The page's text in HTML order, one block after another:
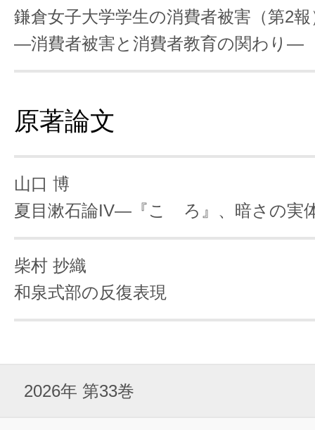
鎌倉女子大学学生の消費者被害（第2報
―消費者被害と消費者教育の関わり―
原著論文
山口 博
夏目漱石論IV―『こゝろ』、暗さの実
柴村 抄織
和泉式部の反復表現
2026年 第33巻